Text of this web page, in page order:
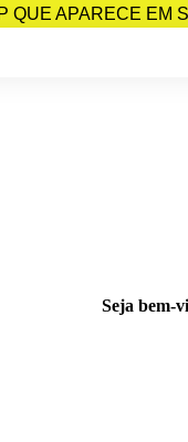
APARECE EM
Seja bem-